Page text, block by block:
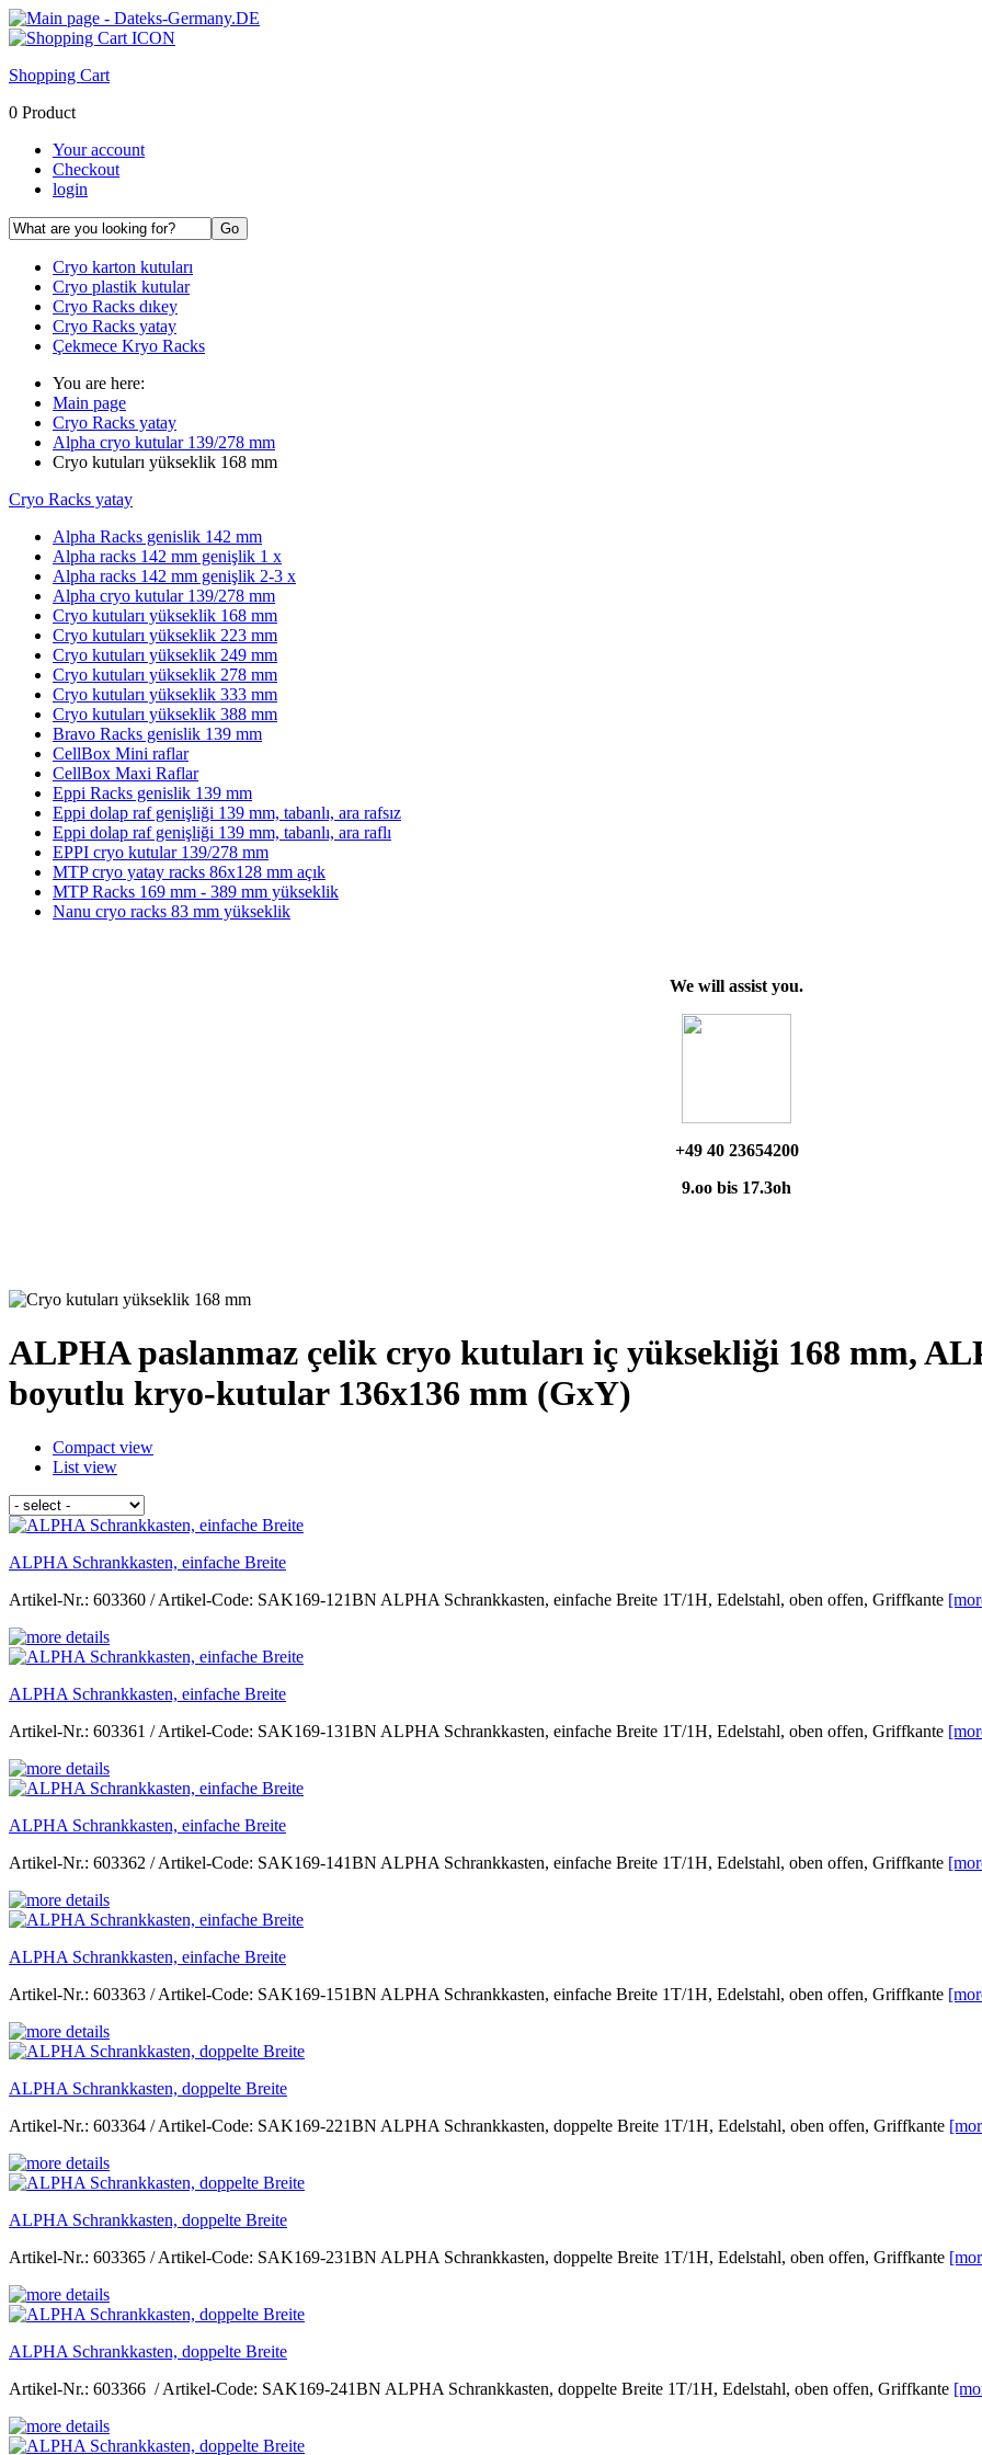
Shopping Cart
0 Product
Your account
Checkout
login
Cryo karton kutuları
Cryo plastik kutular
Cryo Racks dıkey
Cryo Racks yatay
Çekmece Kryo Racks
You are here:
Main page
Cryo Racks yatay
Alpha cryo kutular 139/278 mm
Cryo kutuları yükseklik 168 mm
Cryo Racks yatay
Alpha Racks genislik 142 mm
Alpha racks 142 mm genişlik 1 x
Alpha racks 142 mm genişlik 2-3 x
Alpha cryo kutular 139/278 mm
Cryo kutuları yükseklik 168 mm
Cryo kutuları yükseklik 223 mm
Cryo kutuları yükseklik 249 mm
Cryo kutuları yükseklik 278 mm
Cryo kutuları yükseklik 333 mm
Cryo kutuları yükseklik 388 mm
Bravo Racks genislik 139 mm
CellBox Mini raflar
CellBox Maxi Raflar
Eppi Racks genislik 139 mm
Eppi dolap raf genişliği 139 mm, tabanlı, ara rafsız
Eppi dolap raf genişliği 139 mm, tabanlı, ara raflı
EPPI cryo kutular 139/278 mm
MTP cryo yatay racks 86x128 mm açık
MTP Racks 169 mm - 389 mm yükseklik
Nanu cryo racks 83 mm yükseklik
We will assist you.
+49 40 23654200
9.oo bis 17.3oh
ALPHA paslanmaz çelik cryo kutuları iç yüksekliği 168 mm,
boyutlu kryo-kutular 136x136 mm (GxY)
Compact view
List view
ALPHA Schrankkasten, einfache Breite
Artikel-Nr.: 603360 / Artikel-Code: SAK169-121BN ALPHA Schrankkasten, einfache Breite 1T/1H, Edelstahl, oben offen, Griffkante
ALPHA Schrankkasten, einfache Breite
Artikel-Nr.: 603361 / Artikel-Code: SAK169-131BN ALPHA Schrankkasten, einfache Breite 1T/1H, Edelstahl, oben offen, Griffkante
ALPHA Schrankkasten, einfache Breite
Artikel-Nr.: 603362 / Artikel-Code: SAK169-141BN ALPHA Schrankkasten, einfache Breite 1T/1H, Edelstahl, oben offen, Griffkante
ALPHA Schrankkasten, einfache Breite
Artikel-Nr.: 603363 / Artikel-Code: SAK169-151BN ALPHA Schrankkasten, einfache Breite 1T/1H, Edelstahl, oben offen, Griffkante
ALPHA Schrankkasten, doppelte Breite
Artikel-Nr.: 603364 / Artikel-Code: SAK169-221BN ALPHA Schrankkasten, doppelte Breite 1T/1H, Edelstahl, oben offen, Griffkante
ALPHA Schrankkasten, doppelte Breite
Artikel-Nr.: 603365 / Artikel-Code: SAK169-231BN ALPHA Schrankkasten, doppelte Breite 1T/1H, Edelstahl, oben offen, Griffkante
ALPHA Schrankkasten, doppelte Breite
Artikel-Nr.: 603366 / Artikel-Code: SAK169-241BN ALPHA Schrankkasten, doppelte Breite 1T/1H, Edelstahl, oben offen, Griffkante